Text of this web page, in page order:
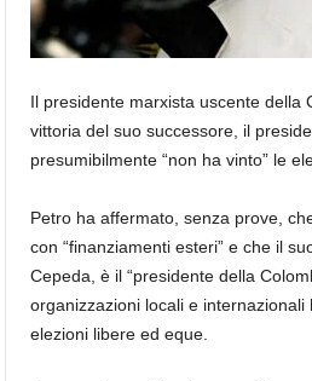
Il presidente marxista uscente della
vittoria del suo successore, il
presumibilmente “non ha vinto” le
Petro ha affermato, senza prove,
con “finanziamenti esteri” e che il
Cepeda, è il “presidente della
organizzazioni locali e
elezioni libere ed eque.